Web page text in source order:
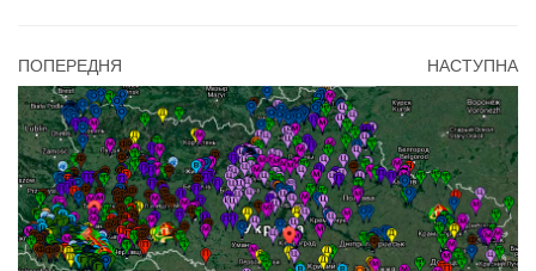
ПОПЕРЕДНЯ НАСТУПНА